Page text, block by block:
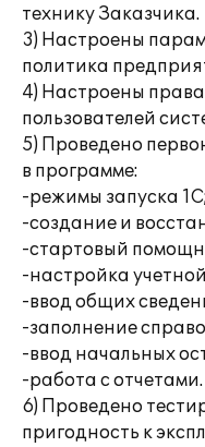
технику Заказчика.
3) Настроены
политика
4) Настроены
пользователей
5) Проведено
в программе:
-режимы запуска
-создание и
-стартовый
-настройка
-ввод общих
-заполнение
-ввод начальных
-работа с отчетами.
6) Проведено
пригодность к